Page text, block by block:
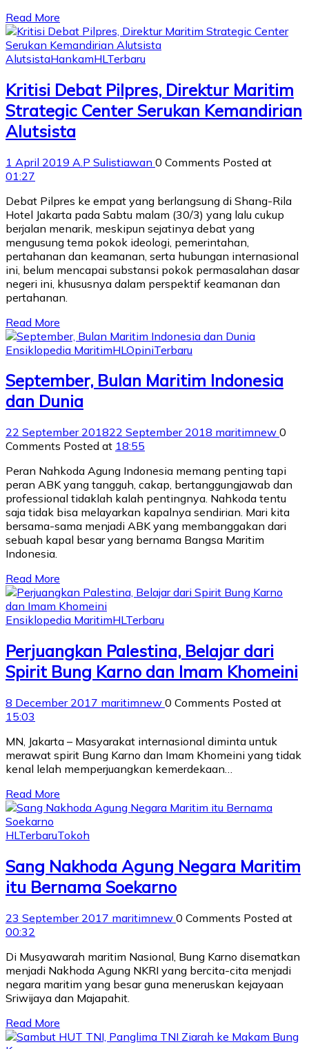
Read More
AlutsistaHankamHL Terbaru
Kritisi Debat Pilpres, Direktur Maritim
Strategic Center Serukan Kemandirian
Alutsista
1 April 2019 A.P Sulistiawan 0 Comments Posted at
01:27
Debat Pilpres ke empat yang berlangsung di Shang-Rila
Hotel Jakarta pada Sabtu malam (30/3) yang lalu cukup
berjalan menarik, meskipun sejatinya debat yang
mengusung tema pokok ideologi, pemerintahan,
pertahanan dan keamanan, serta hubungan internasional
ini, belum mencapai substansi pokok permasalahan dasar
negeri ini, khususnya dalam perspektif keamanan dan
pertahanan.
Read More
Ensiklopedia MaritimHL OpiniTerbaru
September, Bulan Maritim Indonesia
dan Dunia
22 September 201822 September 2018 maritimnew 0
Comments Posted at 18:55
Peran Nahkoda Agung Indonesia memang penting tapi
peran ABK yang tangguh, cakap, bertanggungjawab dan
professional tidaklah kalah pentingnya. Nahkoda tentu
saja tidak bisa melayarkan kapalnya sendirian. Mari kita
bersama-sama menjadi ABK yang membanggakan dari
sebuah kapal besar yang bernama Bangsa Maritim
Indonesia.
Read More
Ensiklopedia MaritimHLTerbaru
Perjuangkan Palestina, Belajar dari
Spirit Bung Karno dan Imam Khomeini
8 December 2017 maritimnew 0 Comments Posted at
15:03
MN, Jakarta – Masyarakat internasional diminta untuk
merawat spirit Bung Karno dan Imam Khomeini yang tidak
kenal lelah memperjuangkan kemerdekaan…
Read More
HLTerbaruTokoh
Sang Nakhoda Agung Negara Maritim
itu Bernama Soekarno
23 September 2017 maritimnew 0 Comments Posted at
00:32
Di Musyawarah maritim Nasional, Bung Karno disematkan
menjadi Nakhoda Agung NKRI yang bercita-cita menjadi
negara maritim yang besar guna meneruskan kejayaan
Sriwijaya dan Majapahit.
Read More